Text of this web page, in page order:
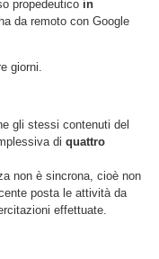
propedeutico in
da remoto con Google
giorni.
gli stessi contenuti del
di quattro
non è sincrona, cioè non
posta le attività da
effettuate.